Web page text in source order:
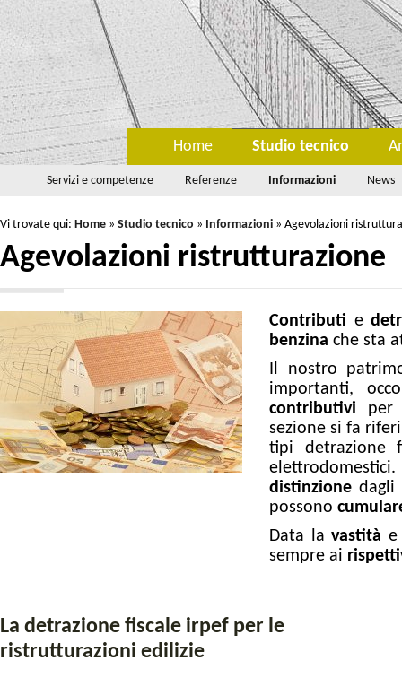
Home Studio tecnico
Servizi e competenze Referenze Informazioni News
Vi trovate qui: Home » Studio tecnico » Informazioni » Agevolazioni
Agevolazioni ristrutturazione
Contributi e
benzina che sta
Il nostro
importanti,
contributivi
sezione si fa
tipi detrazione
distinzione
possono
Data lavastità
sempre ai
La detrazione fiscale irpef per le
ristrutturazioni edilizie